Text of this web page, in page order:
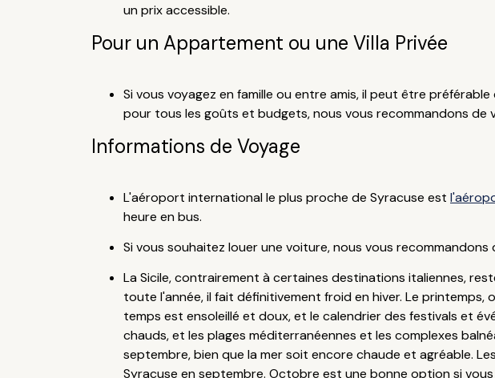
un prix accessible.
Pour un Appartement ou une Villa Privée
Si vous voyagez en famille ou entre amis, il peut être
pour tous les goûts et budgets, nous vous recommandons de
Informations de Voyage
L'aéroport international le plus proche de Syracuse est
heure en bus.
Si vous souhaitez louer une voiture, nous vous
La Sicile, contrairement à certaines destinations italiennes,
toute l'année, il fait définitivement froid en hiver. Le printemps,
temps est ensoleillé et doux, et le calendrier des festivals et
chauds, et les plages méditerranéennes et les complexes
septembre, bien que la mer soit encore chaude et agréable.
Syracuse en septembre. Octobre est une bonne option si